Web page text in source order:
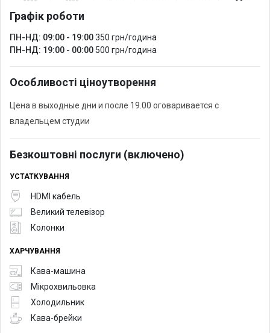
Графік роботи
ПН-НД: 09:00 - 19:00350 грн/година
ПН-НД: 19:00 - 00:00 500 грн/година
Особливості ціноутворення
Цена в выходные дни и после 19.00 оговаривается с
владельцем студии
Безкоштовні послуги (включено)
УСТАТКУВАННЯ
HDMI кабель
Великий телевізор
Колонки
ХАРЧУВАННЯ
Кава-машина
Мікрохвильовка
Холодильник
Кава-брейки